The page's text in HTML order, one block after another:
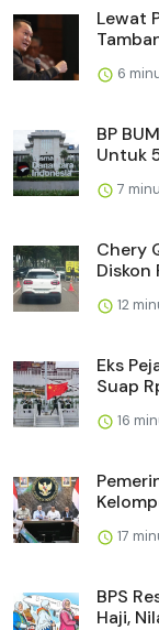
Lewat
6
BP
Untuk
7
Chery
Diskon
12
Eks
Suap
16
17
BPS
Haji,